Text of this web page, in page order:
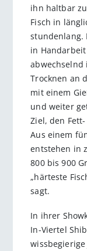
ihn haltbar
Fisch in
stundenlang.
in
abwechselnd
Trocknen an
mit einem
und weiter
Ziel, den
Aus einem
entstehen in
800 bis 900
„härteste
sagt.
In ihrer
In-Viertel